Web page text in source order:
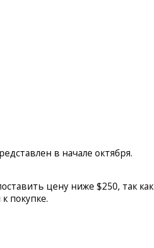
в начале октября.
цену ниже $250, так как
покупке.